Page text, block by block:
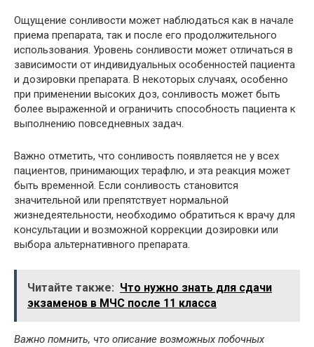
Ощущение сонливости может наблюдаться как в начале
приема препарата, так и после его продолжительного
использования. Уровень сонливости может отличаться в
зависимости от индивидуальных особенностей пациента
и дозировки препарата. В некоторых случаях, особенно
при применении высоких доз, сонливость может быть
более выраженной и ограничить способность пациента к
выполнению повседневных задач.
Важно отметить, что сонливость появляется не у всех
пациентов, принимающих терафлю, и эта реакция может
быть временной. Если сонливость становится
значительной или препятствует нормальной
жизнедеятельности, необходимо обратиться к врачу для
консультации и возможной коррекции дозировки или
выбора альтернативного препарата.
Читайте также: Что нужно знать для сдачи
экзаменов в МЧС после 11 класса
Важно помнить, что описание возможных побочных